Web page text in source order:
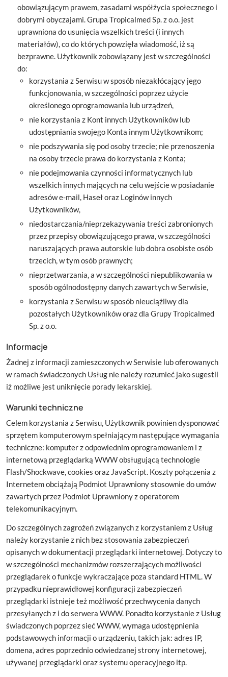
obowiązującym prawem, zasadami współżycia społecznego i
dobrymi obyczajami. Grupa Tropicalmed Sp. z o.o. jest
uprawniona do usunięcia wszelkich treści (i innych
materiałów), co do których powzięła wiadomość, iż są
bezprawne. Użytkownik zobowiązany jest w szczególności
do:
korzystania z Serwisu w sposób niezakłócający jego
funkcjonowania, w szczególności poprzez użycie
określonego oprogramowania lub urządzeń,
nie korzystania z Kont innych Użytkowników lub
udostępniania swojego Konta innym Użytkownikom;
nie podszywania się pod osoby trzecie; nie przenoszenia
na osoby trzecie prawa do korzystania z Konta;
nie podejmowania czynności informatycznych lub
wszelkich innych mających na celu wejście w posiadanie
adresów e-mail, Haseł oraz Loginów innych
Użytkowników,
niedostarczania/nieprzekazywania treści zabronionych
przez przepisy obowiązującego prawa, w szczególności
naruszających prawa autorskie lub dobra osobiste osób
trzecich, w tym osób prawnych;
nieprzetwarzania, a w szczególności niepublikowania w
sposób ogólnodostępny danych zawartych w Serwisie,
korzystania z Serwisu w sposób nieuciążliwy dla
pozostałych Użytkowników oraz dla Grupy Tropicalmed
Sp. z o.o.
Informacje
Żadnej z informacji zamieszczonych w Serwisie lub oferowanych
w ramach świadczonych Usług nie należy rozumieć jako sugestii
iż możliwe jest uniknięcie porady lekarskiej.
Warunki techniczne
Celem korzystania z Serwisu, Użytkownik powinien dysponować
sprzętem komputerowym spełniającym następujące wymagania
techniczne: komputer z odpowiednim oprogramowaniem i z
internetową przeglądarką WWW obsługującą technologie
Flash/Shockwave, cookies oraz JavaScript. Koszty połączenia z
Internetem obciążają Podmiot Uprawniony stosownie do umów
zawartych przez Podmiot Uprawniony z operatorem
telekomunikacyjnym.
Do szczególnych zagrożeń związanych z korzystaniem z Usług
należy korzystanie z nich bez stosowania zabezpieczeń
opisanych w dokumentacji przeglądarki internetowej. Dotyczy to
w szczególności mechanizmów rozszerzających możliwości
przeglądarek o funkcje wykraczające poza standard HTML. W
przypadku nieprawidłowej konfiguracji zabezpieczeń
przeglądarki istnieje też możliwość przechwycenia danych
przesyłanych z i do serwera WWW. Ponadto korzystanie z Usług
świadczonych poprzez sieć WWW, wymaga udostępnienia
podstawowych informacji o urządzeniu, takich jak: adres IP,
domena, adres poprzednio odwiedzanej strony internetowej,
używanej przeglądarki oraz systemu operacyjnego itp.